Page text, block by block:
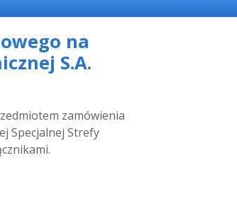
na
S.A.
zamówienia
Specjalnej Strefy